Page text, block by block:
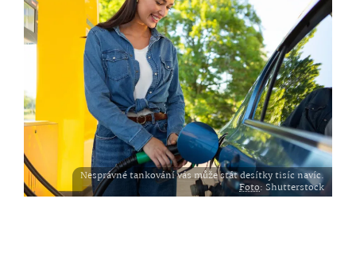
Nesprávné tankování vás může stát desítky tisíc navíc.
Foto: Shutterstock